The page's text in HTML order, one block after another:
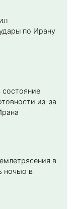
по Ирану
из-за
в
ночью в